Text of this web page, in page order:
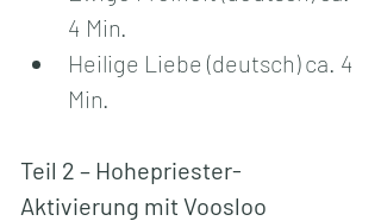
4 Min.
Heilige Liebe (deutsch) ca. 4
Min.
Teil 2 – Hohepriester-
Aktivierung mit Voosloo